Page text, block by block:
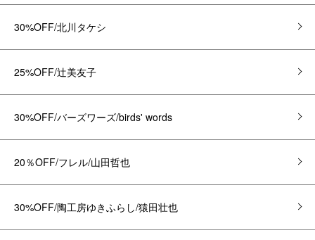
30%OFF/北川タケシ
25%OFF/辻美友子
30%OFF/バーズワーズ/birds' words
20％OFF/フレル/山田哲也
30%OFF/陶工房ゆきふらし/猿田壮也